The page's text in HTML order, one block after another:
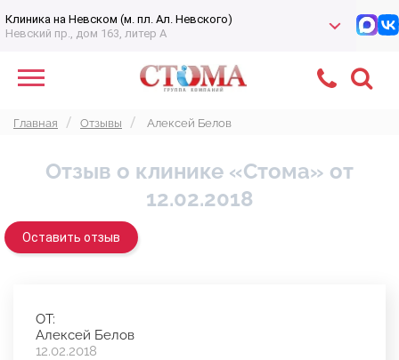
Клиника на Невском (м. пл. Ал. Невского)
Невский пр., дом 163, литер А
Главная Отзывы Алексей Белов
Отзыв о клинике «Стома» от
12.02.2018
Оставить отзыв
ОТ:
Алексей Белов
12.02.2018